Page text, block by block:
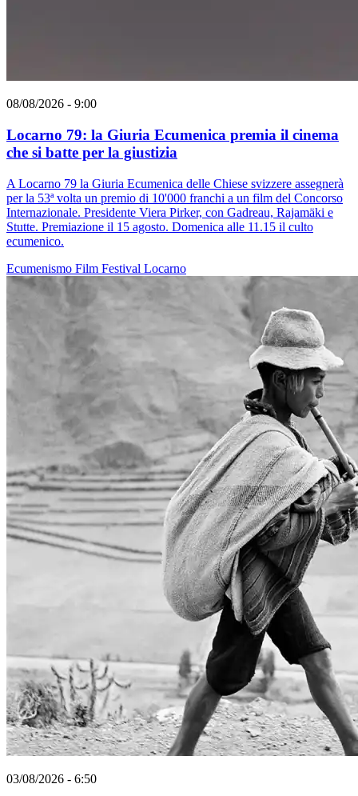
08/08/2026 - 9:00
Locarno 79: la Giuria Ecumenica premia il cinema
che si batte per la giustizia
A Locarno 79 la Giuria Ecumenica delle Chiese svizzere assegnerà
per la 53ª volta un premio di 10'000 franchi a un film del Concorso
Internazionale. Presidente Viera Pirker, con Gadreau, Rajamäki e
Stutte. Premiazione il 15 agosto. Domenica alle 11.15 il culto
ecumenico.
Ecumenismo Film Festival Locarno
03/08/2026 - 6:50